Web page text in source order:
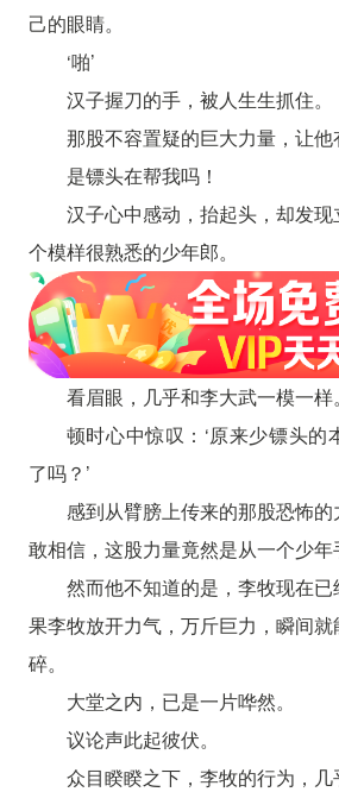
己的眼睛。
‘啪’
汉子握刀的手，被人生生抓住。
那股不容置疑的巨大力量，让他
是镖头在帮我吗！
汉子心中感动，抬起头，却发
个模样很熟悉的少年郎。
看眉眼，几乎和李大武一模一样。
顿时心中惊叹：‘原来少镖头的
了吗？’
感到从臂膀上传来的那股恐怖
敢相信，这股力量竟然是从一个少年
然而他不知道的是，李牧现在
果李牧放开力气，万斤巨力，瞬间
碎。
大堂之内，已是一片哗然。
议论声此起彼伏。
众目睽睽之下，李牧的行为，